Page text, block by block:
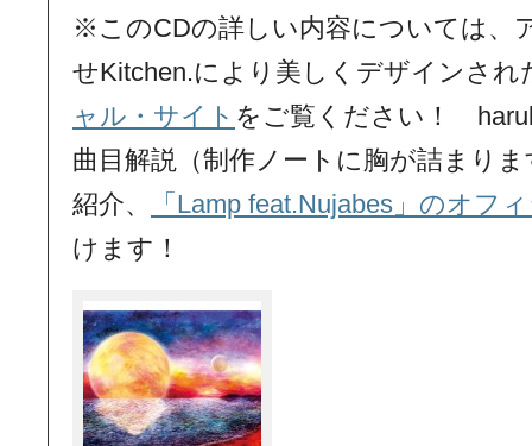
※このCDの詳しい内容については、
せKitchen.により美しくデザインされ
ャル・サイト をご覧ください！
曲目解説（制作ノートに胸が詰まり
紹介、
「Lamp feat.Nujabes」のオフ
けます！